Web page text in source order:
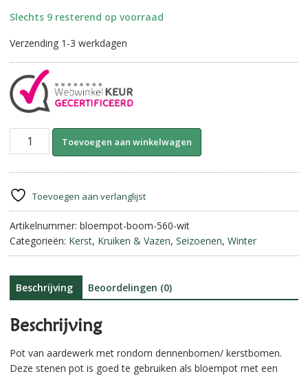
Slechts 9 resterend op voorraad
Verzending 1-3 werkdagen
Bloempot
Dennenboom
aantal
Toevoegen aan winkelwagen
n
t
i
:
Toevoegen aan verlanglijst
Artikelnummer: bloempot-boom-560-wit
Categorieën: Kerst, Kruiken & Vazen, Seizoenen, Winter
Beschrijving Beoordelingen (0)
Beschrijving
Pot van aardewerk met rondom dennenbomen/ kerstbomen.
Deze stenen pot is goed te gebruiken als bloempot met een